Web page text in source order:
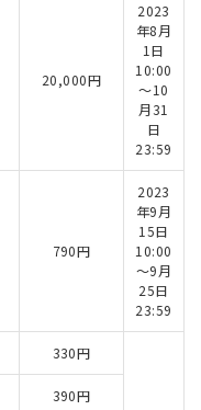
20,000円
2023
年8月
1日
10:00
～10
月31
日
23:59
790円
2023
年9月
15日
10:00
～9月
25日
23:59
330円
390円